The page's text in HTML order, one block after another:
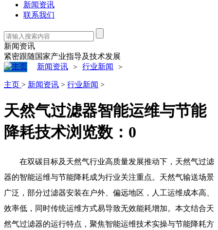
新闻资讯
联系我们
新闻资讯
紧密跟随国家产业指导及技术发展
新闻资讯 > 行业新闻 >
主页 > 新闻资讯 > 行业新闻 >
天然气过滤器智能运维与节能
降耗技术浏览数： 0
在双碳目标及天然气行业高质量发展推动下，天然气过滤
器的智能运维与节能降耗成为行业关注重点。天然气输送场景
广泛，部分过滤器安装在户外、偏远地区，人工运维成本高、
效率低，同时传统运维方式易导致无效能耗增加。本文结合天
然气过滤器的运行特点，聚焦智能运维技术实操与节能降耗方